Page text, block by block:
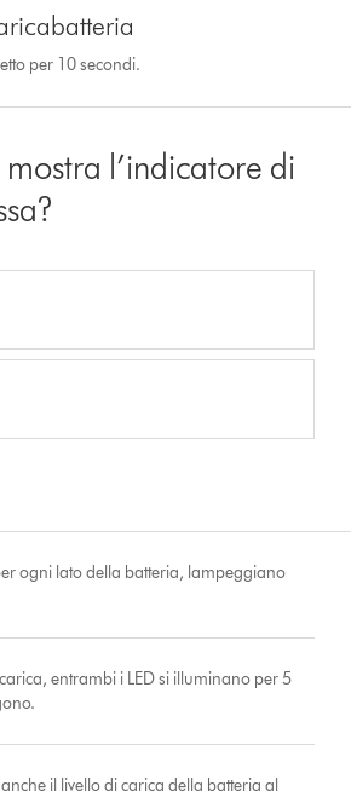
per 10 secondi.
mostra l’indicatore di
ogni lato della batteria, lampeggiano
entrambi i LED si illuminano per 5
il livello di carica della batteria al